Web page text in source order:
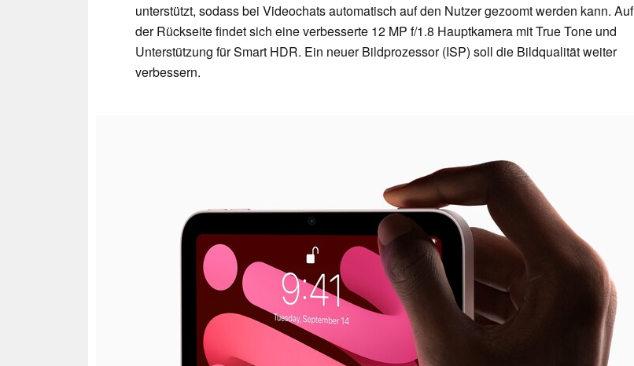
unterstützt, sodass bei Videochats automatisch auf den Nutzer gezoomt werden kann. Auf
der Rückseite findet sich eine verbesserte 12 MP f/1.8 Hauptkamera mit True Tone und
Unterstützung für Smart HDR. Ein neuer Bildprozessor (ISP) soll die Bildqualität weiter
verbessern.